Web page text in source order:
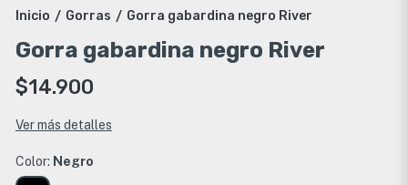
Inicio / Gorras / Gorra gabardina negro River
Gorra gabardina negro River
$14.900
Ver más detalles
Color: Negro